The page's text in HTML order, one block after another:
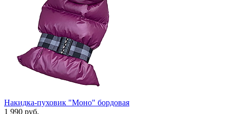
Накидка-пуховик "Моно" бордовая
1 990 руб.